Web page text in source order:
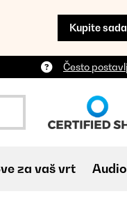
Kupite sada
Često
za vaš vrt